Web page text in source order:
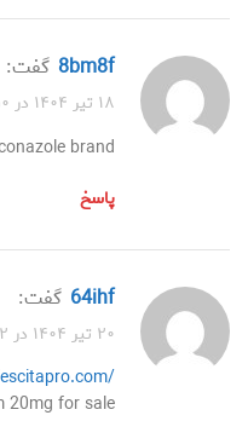
8bm8f گفت:
۱۸ تیر ۱۴۰۴ در ۶:۵۰ ب.ظ
brand
پاسخ
64ihf گفت:
۲۰ تیر ۱۴۰۴ در ۱:۲۲ ق.ظ
20mg for sale